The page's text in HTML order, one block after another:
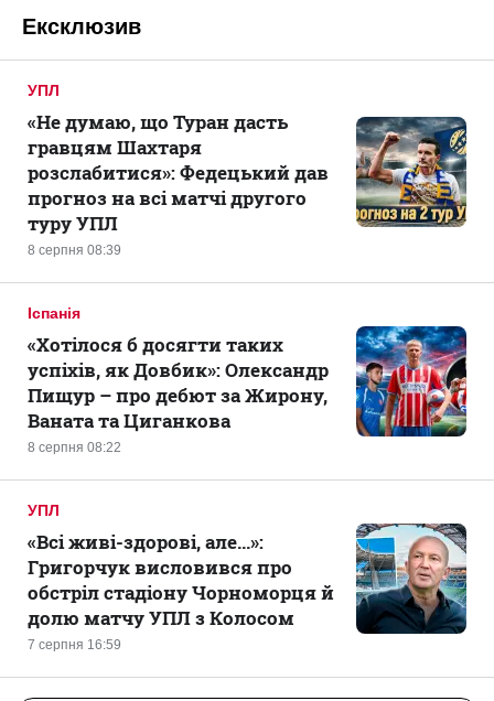
Ексклюзив
УПЛ
8 серпня 08:39
«Не думаю, що Туран дасть
гравцям Шахтаря
розслабитися»: Федецький дав
прогноз на всі матчі другого
туру УПЛ
Іспанія
8 серпня 08:22
«Хотілося б досягти таких
успіхів, як Довбик»: Олександр
Пищур – про дебют за Жирону,
Ваната та Циганкова
УПЛ
7 серпня 16:59
«Всі живі-здорові, але...»:
Григорчук висловився про
обстріл стадіону Чорноморця й
долю матчу УПЛ з Колосом